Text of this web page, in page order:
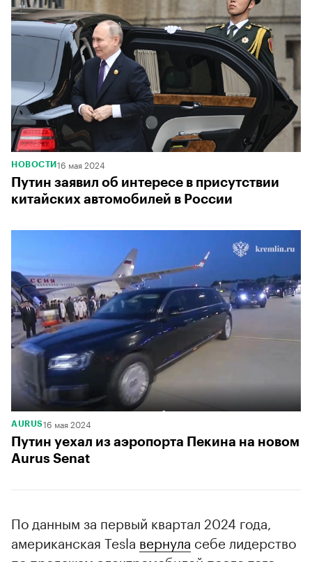
НОВОСТИ 16 мая 2024
Путин заявил об интересе в присутствии
китайских автомобилей в России
AURUS16 мая 2024
Путин уехал из аэропорта Пекина на новом
Aurus Senat
По данным за первый квартал 2024 года,
американская Tesla вернула себе лидерство